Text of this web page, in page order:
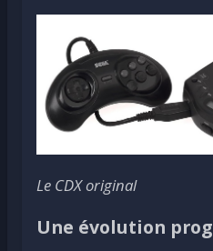
Le CDX original
Une évolution